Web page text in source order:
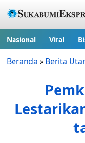
Nasional Viral
Beranda » Berita